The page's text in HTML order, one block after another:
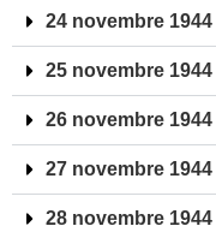
24 novembre 1944
25 novembre 1944
26 novembre 1944
27 novembre 1944
28 novembre 1944